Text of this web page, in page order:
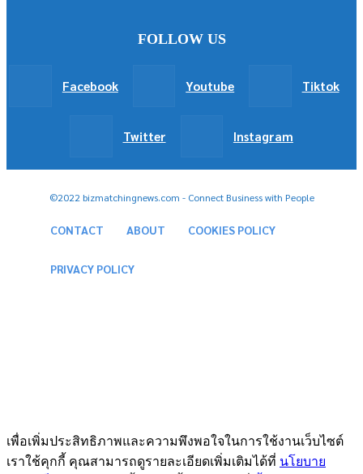
FOLLOW US
Facebook Youtube Tiktok
Twitter Instagram
©2022 bizmatchingnews.com - Connect Business with People
CONTACT ABOUT COOKIES POLICY
PRIVACY POLICY
เพื่อเพิ่มประสิทธิภาพและความพึงพอใจในการใช้งานเว็บไซต์
เราใช้คุกกี้ คุณสามารถดูรายละเอียดเพิ่มเติมได้ที่ นโยบาย